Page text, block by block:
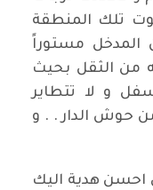
تلك المنطقة
المدخل مستوراً
من الثقل بحيث
و لا تتطاير
حوش الدار . . و
احسن هدية اليك